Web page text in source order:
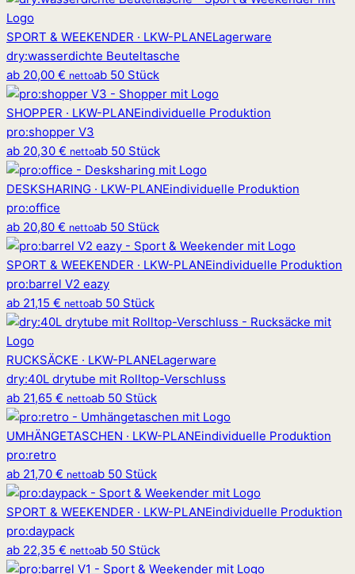
SPORT & WEEKENDER · LKW-PLANELagerware
dry:wasserdichte Beuteltasche
ab 20,00 € nettoab 50 Stück
SHOPPER · LKW-PLANEindividuelle Produktion
pro:shopper V3
ab 20,30 € nettoab 50 Stück
DESKSHARING · LKW-PLANEindividuelle Produktion
pro:office
ab 20,80 € nettoab 50 Stück
SPORT & WEEKENDER · LKW-PLANEindividuelle Produktion
pro:barrel V2 eazy
ab 21,15 € nettoab 50 Stück
RUCKSÄCKE · LKW-PLANELagerware
dry:40L drytube mit Rolltop-Verschluss
ab 21,65 € nettoab 50 Stück
UMHÄNGETASCHEN · LKW-PLANEindividuelle Produktion
pro:retro
ab 21,70 € nettoab 50 Stück
SPORT & WEEKENDER · LKW-PLANEindividuelle Produktion
pro:daypack
ab 22,35 € nettoab 50 Stück